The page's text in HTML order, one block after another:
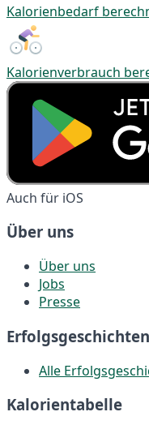
Kalorienbedarf
Kalorienverbrauch
Auch für iOS
Über uns
Über uns
Jobs
Presse
Erfolgsgeschichten
Alle
Kalorientabelle